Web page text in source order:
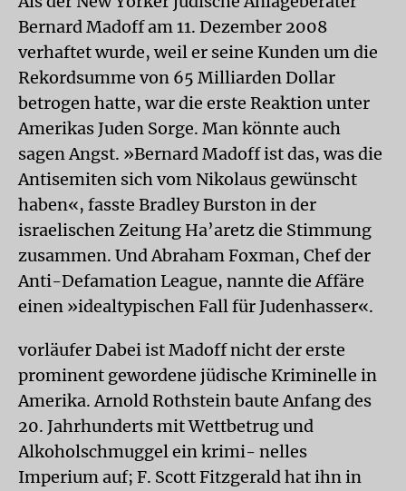
Bernard Madoff am 11. Dezember 2008
verhaftet wurde, weil er seine Kunden um die
Rekordsumme von 65 Milliarden Dollar
betrogen hatte, war die erste Reaktion unter
Amerikas Juden Sorge. Man könnte auch
sagen Angst. »Bernard Madoff ist das, was die
Antisemiten sich vom Nikolaus gewünscht
haben«, fasste Bradley Burston in der
israelischen Zeitung Ha’aretz die Stimmung
zusammen. Und Abraham Foxman, Chef der
Anti-Defamation League, nannte die Affäre
einen »idealtypischen Fall für Judenhasser«.
vorläufer Dabei ist Madoff nicht der erste
prominent gewordene jüdische Kriminelle in
Amerika. Arnold Rothstein baute Anfang des
20. Jahrhunderts mit Wettbetrug und
Alkoholschmuggel ein krimi- nelles
Imperium auf; F. Scott Fitzgerald hat ihn in